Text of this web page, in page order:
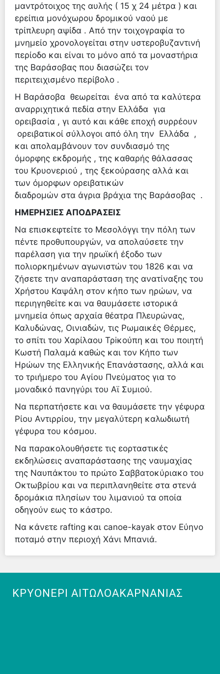
μαντρότοιχος της αυλής ( 15 χ 24 μέτρα ) και
ερείπια μονόχωρου δρομικού ναού με
τρίπλευρη αψίδα . Από την τοιχογραφία το
μνημείο χρονολογείται στην υστεροβυζαντινή
περίοδο και είναι το μόνο από τα μοναστήρια
της Βαράσοβας που διασώζει τον
περιτειχισμένο περίβολο .
Η Βαράσοβα θεωρείται ένα από τα καλύτερα
αναρριχητικά πεδία στην Ελλάδα για
ορειβασία , γι αυτό και κάθε εποχή συρρέουν
ορειβατικοί σύλλογοι από όλη την Ελλάδα ,
και απολαμβάνουν τον συνδιασμό της
όμορφης εκδρομής , της καθαρής θάλασσας
του Κρυονεριού , της ξεκούρασης αλλά και
των όμορφων ορειβατικών
διαδρομών στα άγρια βράχια της Βαράσοβας .
ΗΜΕΡΗΣΙΕΣ ΑΠΟΔΡΑΣΕΙΣ
Να επισκεφτείτε το Μεσολόγγι την πόλη των
πέντε προθυπουργών, να απολαύσετε την
παρέλαση για την ηρωϊκή έξοδο των
πολιορκημένων αγωνιστών του 1826 και να
ζήσετε την αναπαράσταση της ανατίναξης του
Χρήστου Καψάλη στον κήπο των ηρώων, να
περιηγηθείτε και να θαυμάσετε ιστορικά
μνημεία όπως αρχαία θέατρα Πλευρώνας,
Καλυδώνας, Οινιαδών, τις Ρωμαικές Θέρμες,
το σπίτι του Χαρίλαου Τρiκούπη και του ποιητή
Κωστή Παλαμά καθώς και τον Κήπο των
Ηρώων της Ελληνικής Επανάστασης, αλλά και
το τριήμερο του Αγίου Πνεύματος για το
μοναδικό πανηγύρι του Αϊ Συμιού.
Να περπατήσετε και να θαυμάσετε την γέφυρα
Ρίου Αντιρρίου, την μεγαλύτερη καλωδιωτή
γέφυρα του κόσμου.
Να παρακολουθήσετε τις εορταστικές
εκδηλώσεις αναπαράστασης της ναυμαχίας
της Ναυπάκτου το πρώτο Σαββατοκύριακο του
Οκτωβρίου και να περιπλανηθείτε στα στενά
δρομάκια πλησίων του λιμανιού τα οποία
οδηγούν εως το κάστρο.
Να κάνετε rafting και canoe-kayak στον Εύηνο
ποταμό στην περιοχή Χάνι Μπανιά.
ΚΡΥΟΝΈΡΙ ΑΙΤΩΛΟΑΚΑΡΝΑΝΊΑΣ